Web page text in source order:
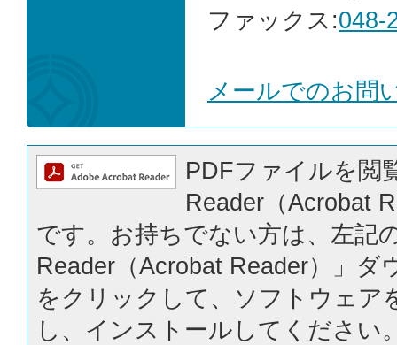
ファックス:048-
メールでのお問
PDFファイルを閲
Reader（Acrobat
です。お持ちでない方は、左記
Reader（Acrobat Reader）」ダ
をクリックして、ソフトウェア
し、インストールしてください